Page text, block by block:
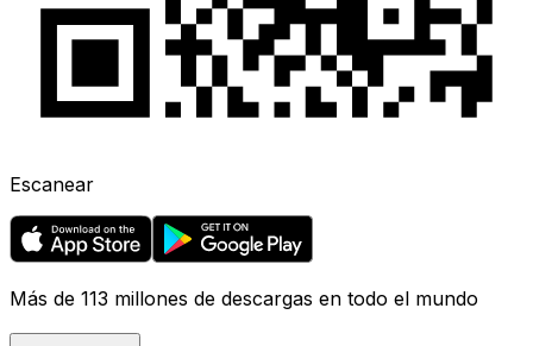
Escanear
Más de 113 millones de descargas en todo el mundo